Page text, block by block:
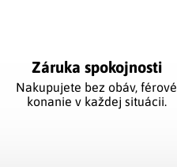
Záruka spokojnosti
Nakupujete bez obáv, férové
​​konanie v každej situácii.